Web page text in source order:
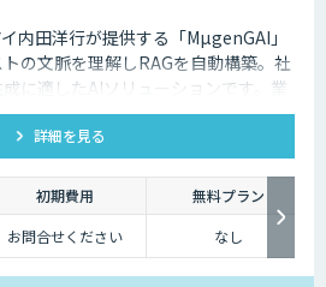
内田洋行が提供する「MµgenGAI」
の文脈を理解しRAGを自動構築。社
に適したAIソリューションです。業
ッジ活用を支援します。
詳細を見る
初期費用
無料プラン
お問合せください なし